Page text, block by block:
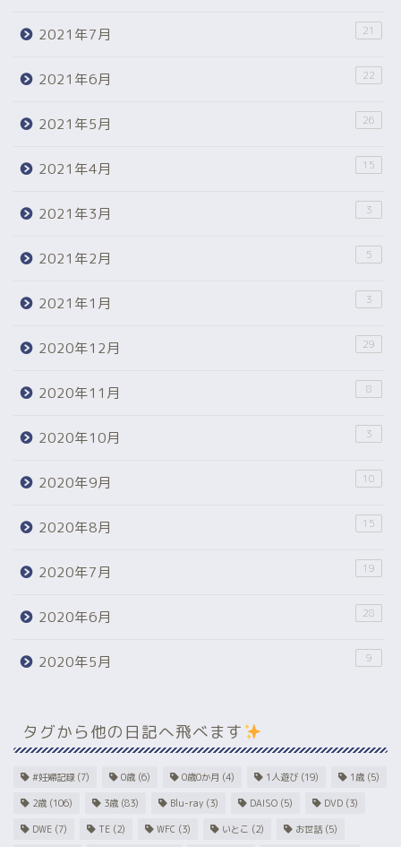
2021年7月 21
2021年6月 22
2021年5月 26
2021年4月 15
2021年3月 3
2021年2月 5
2021年1月 3
2020年12月 29
2020年11月 8
2020年10月 3
2020年9月 10
2020年8月 15
2020年7月 19
2020年6月 28
2020年5月 9
タグから他の日記へ飛べます
#妊婦記録 (7) 0歳 (6) 0歳0か月 (4) 1人遊び (19) 1歳 (5)
2歳 (106) 3歳 (83) Blu-ray (3) DAISO (5) DVD (3)
DWE (7) TE (2) WFC (3) いとこ (2) お世話 (5)